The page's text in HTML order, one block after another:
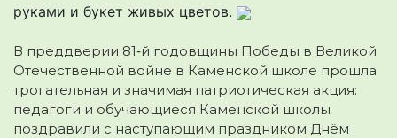
руками и букет живых цветов.
В преддверии 81‑й годовщины Победы в Великой
Отечественной войне в Каменской школе прошла
трогательная и значимая патриотическая акция:
педагоги и обучающиеся Каменской школы
поздравили с наступающим праздником Днём